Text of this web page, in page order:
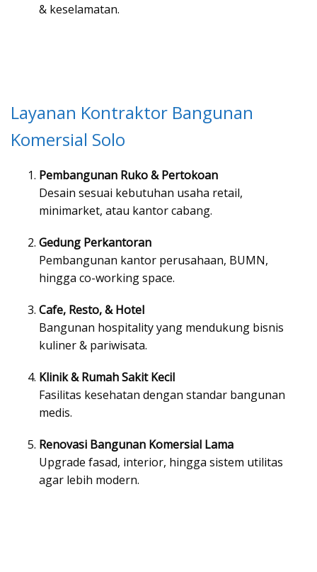
& keselamatan.
Layanan Kontraktor Bangunan
Komersial Solo
Pembangunan Ruko & Pertokoan
Desain sesuai kebutuhan usaha retail,
minimarket, atau kantor cabang.
Gedung Perkantoran
Pembangunan kantor perusahaan, BUMN,
hingga co-working space.
Cafe, Resto, & Hotel
Bangunan hospitality yang mendukung bisnis
kuliner & pariwisata.
Klinik & Rumah Sakit Kecil
Fasilitas kesehatan dengan standar bangunan
medis.
Renovasi Bangunan Komersial Lama
Upgrade fasad, interior, hingga sistem utilitas
agar lebih modern.